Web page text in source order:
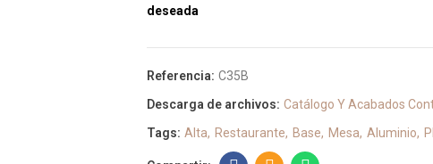
deseada
Referencia: C35B
Descarga de archivos: Catálogo Y Acabados
Tags: Alta Restaurante Base Mesa Aluminio